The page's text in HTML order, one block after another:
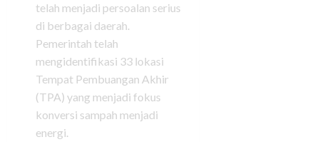
telah menjadi persoalan serius
di berbagai daerah.
Pemerintah telah
mengidentifikasi 33 lokasi
Tempat Pembuangan Akhir
(TPA) yang menjadi fokus
konversi sampah menjadi
energi.